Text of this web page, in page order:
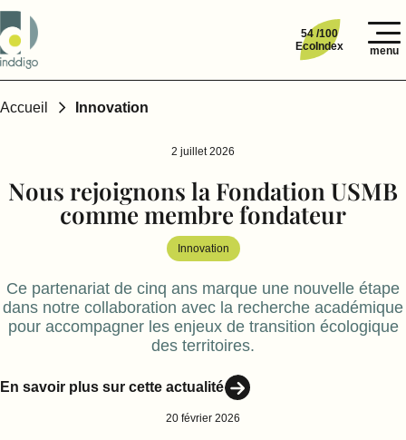
54 /100
EcoIndex
menu
Accueil Innovation
2 juillet 2026
Nous rejoignons la Fondation USMB
comme membre fondateur
Innovation
Ce partenariat de cinq ans marque une nouvelle étape
dans notre collaboration avec la recherche académique
pour accompagner les enjeux de transition écologique
des territoires.
En savoir plus sur cette actualité
20 février 2026